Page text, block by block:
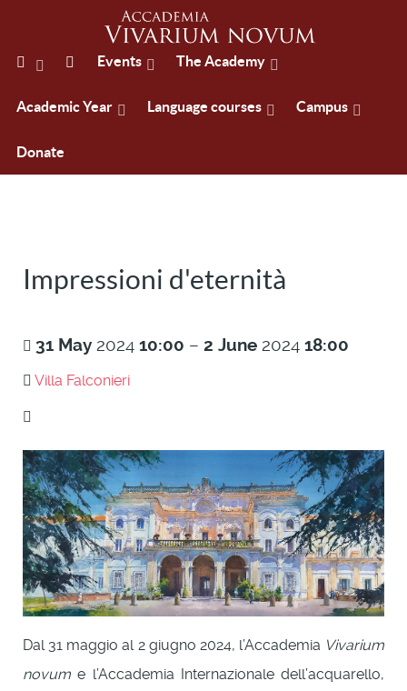
Events The Academy
Academic Year Language courses Campus
Donate
Impressioni d'eternità
31 May 2024 10:00 – 2 June 2024 18:00
Villa Falconieri
Dal 31 maggio al 2 giugno 2024, l’Accademia Vivarium
novum e l’Accademia Internazionale dell’acquarello,